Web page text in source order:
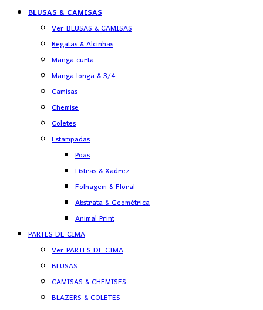
BLUSAS & CAMISAS
Ver BLUSAS & CAMISAS
Regatas & Alcinhas
Manga curta
Manga longa & 3/4
Camisas
Chemise
Coletes
Estampadas
Poas
Listras & Xadrez
Folhagem & Floral
Abstrata & Geométrica
Animal Print
PARTES DE CIMA
Ver PARTES DE CIMA
BLUSAS
CAMISAS & CHEMISES
BLAZERS & COLETES